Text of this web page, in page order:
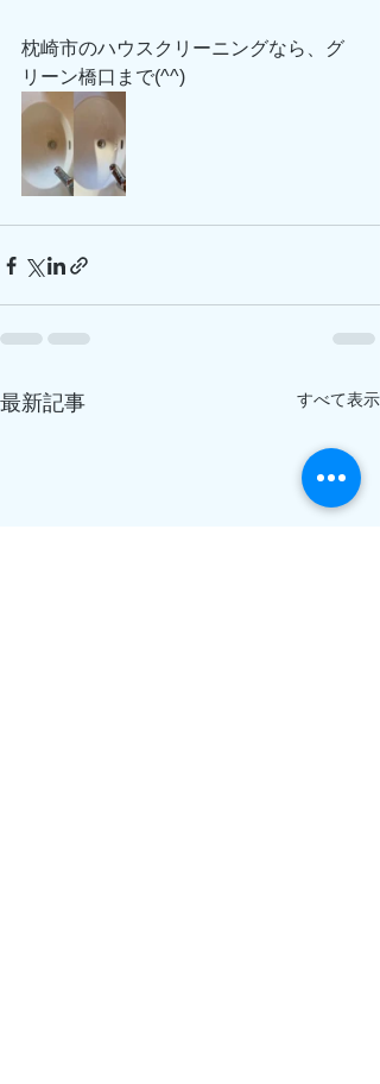
枕崎市のハウスクリーニングなら、グ
リーン橋口まで(^^)
最新記事 すべて表示